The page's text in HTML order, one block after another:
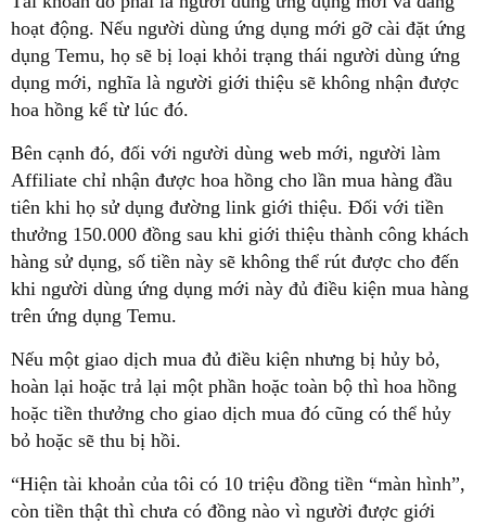
hoạt động. Nếu người dùng ứng dụng mới gỡ cài đặt ứng
dụng Temu, họ sẽ bị loại khỏi trạng thái người dùng ứng
dụng mới, nghĩa là người giới thiệu sẽ không nhận được
hoa hồng kể từ lúc đó.
Bên cạnh đó, đối với người dùng web mới, người làm
Affiliate chỉ nhận được hoa hồng cho lần mua hàng đầu
tiên khi họ sử dụng đường link giới thiệu. Đối với tiền
thưởng 150.000 đồng sau khi giới thiệu thành công khách
hàng sử dụng, số tiền này sẽ không thể rút được cho đến
khi người dùng ứng dụng mới này đủ điều kiện mua hàng
trên ứng dụng Temu.
Nếu một giao dịch mua đủ điều kiện nhưng bị hủy bỏ,
hoàn lại hoặc trả lại một phần hoặc toàn bộ thì hoa hồng
hoặc tiền thưởng cho giao dịch mua đó cũng có thể hủy
bỏ hoặc sẽ thu bị hồi.
“Hiện tài khoản của tôi có 10 triệu đồng tiền “màn hình”,
còn tiền thật thì chưa có đồng nào vì người được giới